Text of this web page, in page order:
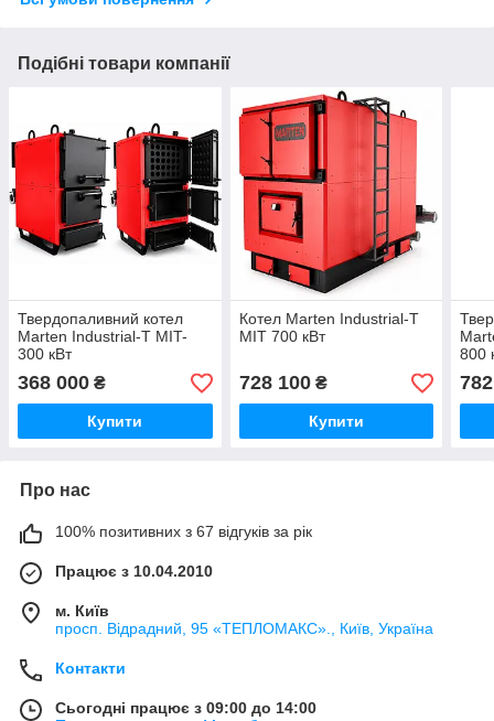
Подібні товари компанії
Твердопаливний котел
Marten Industrial-T MIT-
300 кВт
368 000 ₴
Купити
Котел Marten Industrial-Т
МІТ 700 кВт
728 100₴
Купити
800
Про нас
100% позитивних з 67 відгуків за рік
Працює з 10.04.2010
м. Київ
просп. Відрадний, 95 «ТЕПЛОМАКС»., Київ, Україна
Контакти
Сьогодні працює з 09:00 до 14:00